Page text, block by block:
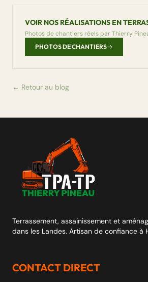
VOIR NOS RÉALISATIONS EN
Photos de chantiers réels par Thierry
PHOTOS DE CHANTIERS
← Retour au blog
Terrassement, assainissement et
dans les Landes. Artisan de confiance à
CONTACT DIRECT